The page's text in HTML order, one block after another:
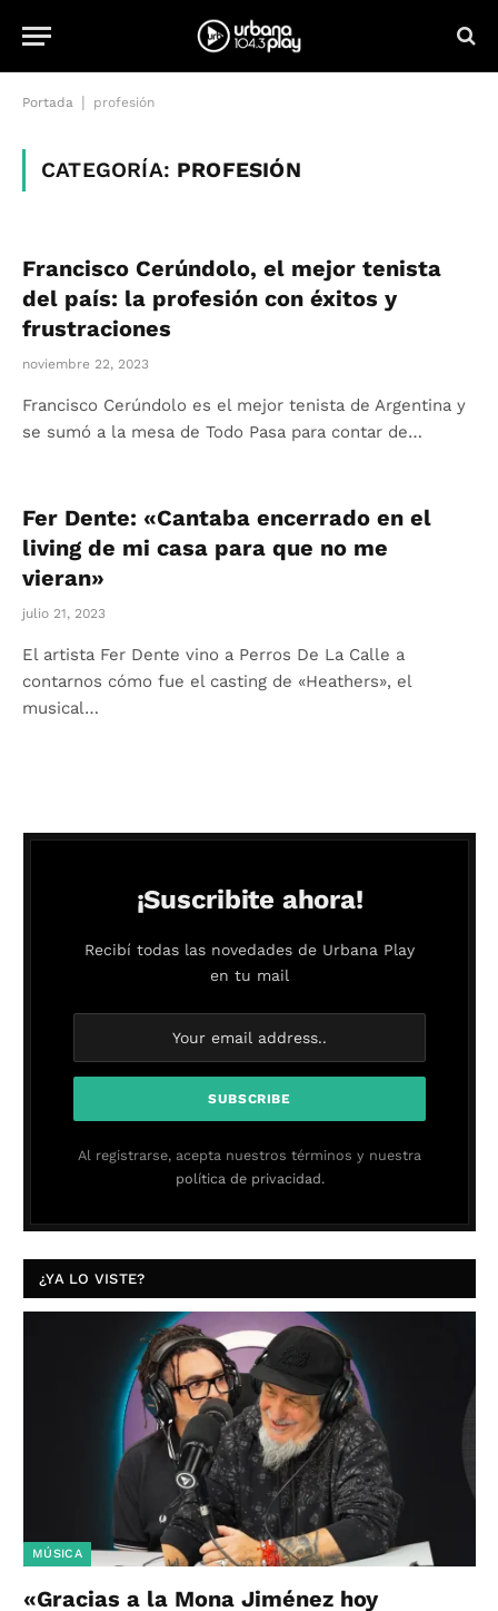
Portada profesión
CATEGORÍA: PROFESIÓN
Francisco Cerúndolo, el mejor tenista
del país: la profesión con éxitos y
frustraciones
noviembre 22, 2023
Francisco Cerúndolo es el mejor tenista de Argentina y
se sumó a la mesa de Todo Pasa para contar de…
Fer Dente: «Cantaba encerrado en el
living de mi casa para que no me
vieran»
julio 21, 2023
El artista Fer Dente vino a Perros De La Calle a
contarnos cómo fue el casting de «Heathers», el
musical…
¡Suscribite ahora!
Recibí todas las novedades de Urbana Play
en tu mail
Al registrarse, acepta nuestros términos y nuestra
política de privacidad.
¿YA LO VISTE?
MÚSICA
«Gracias a la Mona Jiménez hoy